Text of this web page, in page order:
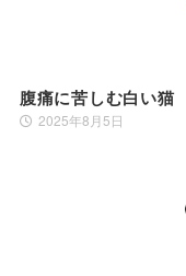
腹痛に苦しむ白い猫
2025年8月5日